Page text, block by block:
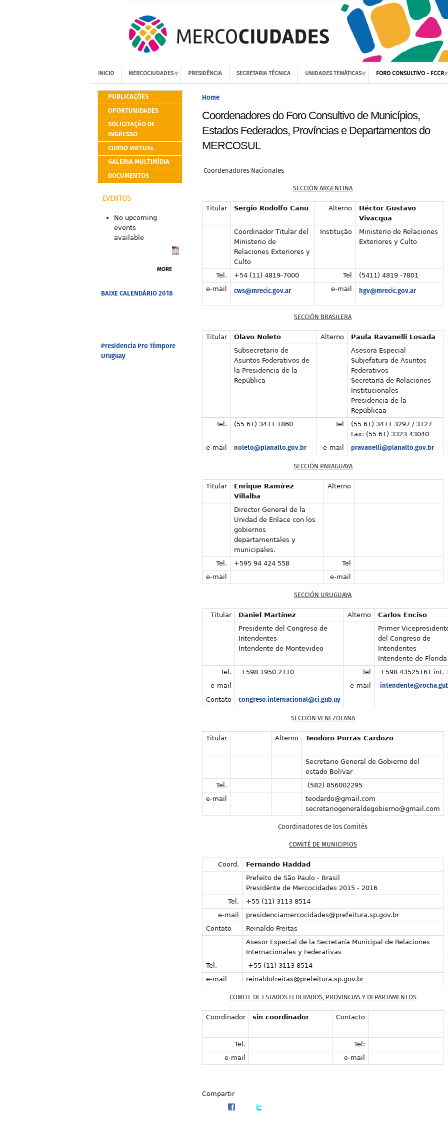
INICIO MERCOCIUDADES PRESIDÊNCIA SECRETARIA TÉCNICA UNIDADES TEMÁTICAS FORO CONSULTIVO - FCCR
PUBLICAÇÕES
OPORTUNIDADES
SOLICITAÇÃO DE
INGRESSO
CURSO VIRTUAL
GALERIA MULTIMÍDIA
DOCUMENTOS
EVENTOS
No upcoming
events
available
MORE
BAIXE CALENDÁRIO 2018
Presidencia Pro Témpore
Uruguay
Home
Coordenadores do Foro Consultivo de Municípios,
Estados Federados, Províncias e Departamentos do
MERCOSUL
Coordenadores Nacionales
SECCIÓN ARGENTINA
Titular Sergio Rodolfo Canu Alterno
Héctor Gustavo
Vivacqua
Coordinador Titular del
Ministerio de
Relaciones Exteriores y
Culto
Institução
Ministerio de Relaciones
Exteriores y Culto
Tel. +54 (11) 4819-7000 Tel
(5411) 4819 -7801
e-mail
cws@mrecic.gov.ar e-mail hgv@mrecic.gov.ar
SECCIÓN BRASILERA
Titular Olavo Noleto Alterno
Paula Ravanelli Losada
Subsecretario de
Asuntos Federativos de
la Presidencia de la
República
Asesora Especial
Subjefatura de Asuntos
Federativos
Secretaría de Relaciones
Institucionales -
Presidencia de la
Repúblicaa
Tel.
(55 61) 3411 1860 Tel
(55 61) 3411 3297 / 3127
Fax: (55 61) 3323 43040
e-mail
noleto@planalto.gov.br e-mail pravanelli@planalto.gov.br
SECCIÓN PARAGUAYA
Titular
Enrique Ramírez
Villalba
Alterno
Director General de la
Unidad de Enlace con los
gobiernos
departamentales y
municipales.
Tel.
+595 94 424 558
Tel
e-mail
e-mail
SECCIÓN URUGUAYA
Titular Daniel Martínez Alterno
Carlos Enciso
Presidente del Congreso de
Intendentes
Intendente de Montevideo
Primer
del Congreso de
Intendentes
Intendente de Florida
Tel.
+598 1950 2110 Tel
+598 43525161 int.
e-mail
e-mail
Contato congreso.internacional@ci.gub.uy
SECCIÓN VENEZOLANA
Titular Alterno Teodoro Porras Cardozo
Secretario General de Gobierno del
estado Bolívar
Tel.
(582) 856002295
e-mail
teodardo@gmail.com
secretariogeneraldegobierno@gmail.com
Coordinadores de los Comités
COMITÉ DE MUNICIPIOS
Coord.
Fernando Haddad
Prefeito de São Paulo - Brasil
Presidênte de Mercocidades 2015 - 2016
Tel.
+55 (11) 3113 8514
e-mail
presidenciamercocidades@prefeitura.sp.gov.br
Contato
Reinaldo Freitas
Asesor Especial de la Secretaría Municipal de Relaciones
Internacionales y Federativas
Tel.
+55 (11) 3113 8514
e-mail
reinaldofreitas@prefeitura.sp.gov.br
COMITE DE ESTADOS FEDERADOS, PROVINCIAS Y DEPARTAMENTOS
Coordinador sin coordinador Contacto
Tel.
Tel:
e-mail
e-mail
Compartir